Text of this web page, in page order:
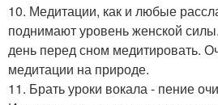
10. Медитации, как и любые
поднимают уровень женской
день перед сном медитировать.
медитации на природе.
11. Брать уроки вокала - пение